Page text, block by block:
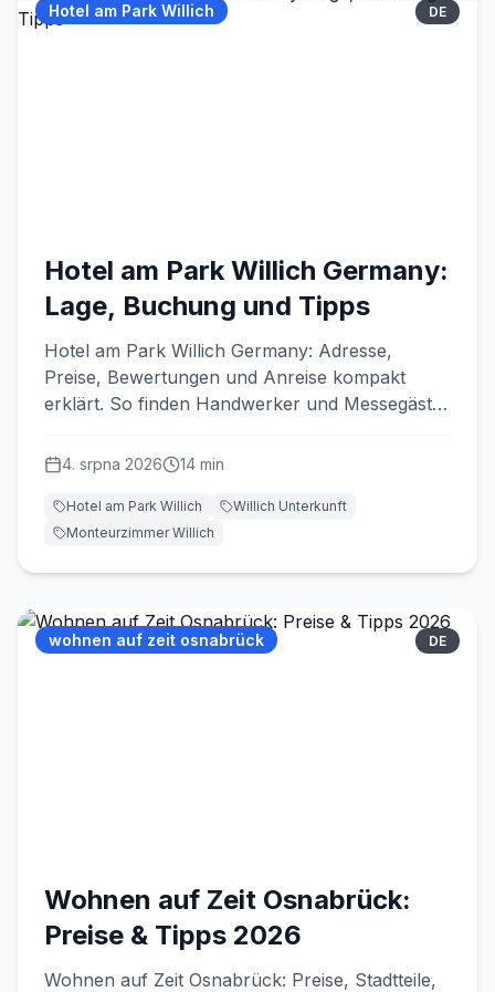
Hotel am Park Willich DE
Hotel am Park Willich Germany:
Lage, Buchung und Tipps
Hotel am Park Willich Germany: Adresse,
Preise, Bewertungen und Anreise kompakt
erklärt. So finden Handwerker und Messegäste
4. srpna 2026 14 min
Hotel am Park Willich
Willich Unterkunft
Monteurzimmer Willich
wohnen auf zeit osnabrück DE
Wohnen auf Zeit Osnabrück:
Preise & Tipps 2026
Wohnen auf Zeit Osnabrück: Preise, Stadtteile,